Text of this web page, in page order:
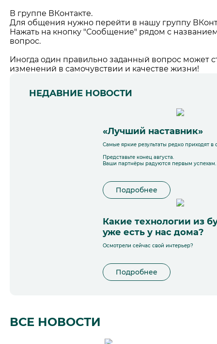
В группе ВКонтакте.
Для общения нужно перейти в нашу группу
Нажать на кнопку "Сообщение" рядом с
вопрос.
Иногда один правильно заданный вопрос может
изменений в самочувствии и качестве жизни!
НЕДАВНИЕ НОВОСТИ
«Лучший наставник»
Самые яркие результаты редко приходят в
Представьте конец августа.
Ваши партнёры радуются первым успехам.
Подробнее
Какие технологии из
уже есть у нас дома?
Осмотрели сейчас свой интерьер?
Подробнее
ВСЕ НОВОСТИ